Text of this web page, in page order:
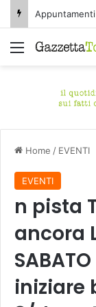
Menu
Home / EVENTI
EVENTI
n pista
ancora
iniziare